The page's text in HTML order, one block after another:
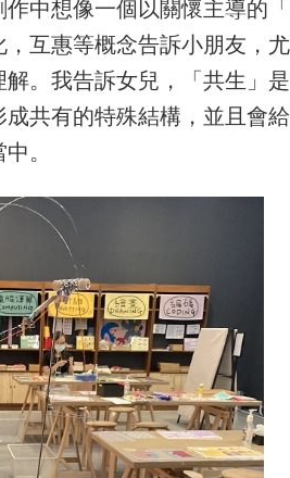
中想像一個以關懷主導的「
互惠等概念告訴小朋友，
。我告訴女兒，「共生」
共有的特殊結構，並且會
。